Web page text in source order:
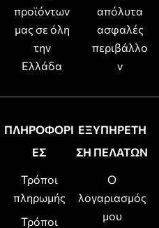
προϊόντων
μας σε όλη
την
Ελλάδα
απόλυτα
ασφαλές
περιβάλλο
ν
ΠΛΗΡΟΦΟΡΙ
ΕΣ
Τρόποι
πληρωμής
Τρόποι
ΕΞΥΠΗΡΕΤΗ
ΣΗ ΠΕΛΑΤΩΝ
Ο
λογαριασμός
μου